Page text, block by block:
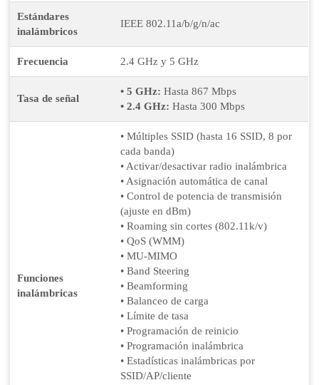
Estándares
inalámbricos
IEEE 802.11a/b/g/n/ac
Frecuencia 2.4 GHz y 5 GHz
Tasa de señal
• 5 GHz: Hasta 867 Mbps
• 2.4 GHz: Hasta 300 Mbps
Funciones
inalámbricas
• Múltiples SSID (hasta 16 SSID, 8 por
cada banda)
• Activar/desactivar radio inalámbrica
• Asignación automática de canal
• Control de potencia de transmisión
(ajuste en dBm)
• Roaming sin cortes (802.11k/v)
• QoS (WMM)
• MU-MIMO
• Band Steering
• Beamforming
• Balanceo de carga
• Límite de tasa
• Programación de reinicio
• Programación inalámbrica
• Estadísticas inalámbricas por
SSID/AP/cliente